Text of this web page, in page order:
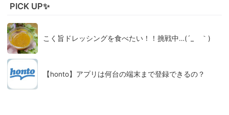
PICK UP✨
こく旨ドレッシングを食べたい！！挑戦中…(´_ゝ｀)
【honto】アプリは何台の端末まで登録できるの？